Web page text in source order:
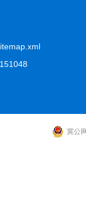
冀公